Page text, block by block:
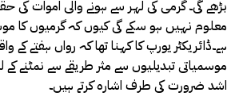
بڑھے گی۔ گرمی کی لہر سے ہونے والی اموات کی
معلوم نہیں ہو سکے گی کیوں کہ گرمیوں کا
ہے۔ڈائریکٹر یورپ کا کہنا تھا کہ رواں ہفتے کے
موسمیاتی تبدیلیوں سے مثر طریقے سے نمٹنے کے
اشد ضرورت کی طرف اشارہ کرتے ہیں۔